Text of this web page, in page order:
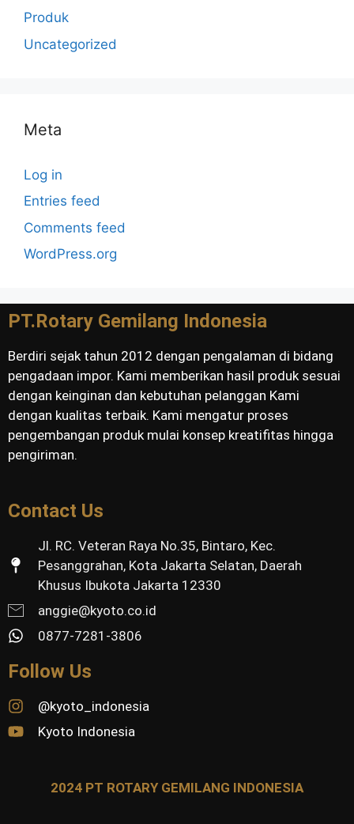
Produk
Uncategorized
Meta
Log in
Entries feed
Comments feed
WordPress.org
PT.Rotary Gemilang Indonesia
Berdiri sejak tahun 2012 dengan pengalaman di bidang
pengadaan impor. Kami memberikan hasil produk sesuai
dengan keinginan dan kebutuhan pelanggan Kami
dengan kualitas terbaik. Kami mengatur proses
pengembangan produk mulai konsep kreatifitas hingga
pengiriman.
Contact Us
Jl. RC. Veteran Raya No.35, Bintaro, Kec.
Pesanggrahan, Kota Jakarta Selatan, Daerah
Khusus Ibukota Jakarta 12330
anggie@kyoto.co.id
0877-7281-3806
Follow Us
@kyoto_indonesia
Kyoto Indonesia
2024 PT ROTARY GEMILANG INDONESIA